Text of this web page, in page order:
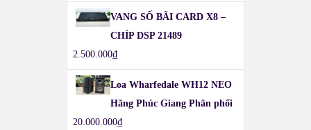
VANG SỐ BÃI CARD X8 –
CHÍP DSP 21489
2.500.000₫
Loa Wharfedale WH12 NEO
Hãng Phúc Giang Phân phối
20.000.000₫